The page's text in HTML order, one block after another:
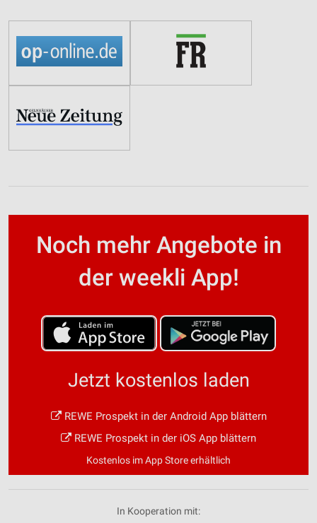
Noch mehr Angebote in
der weekli App!
Jetzt kostenlos laden
REWE Prospekt in der Android App blättern
REWE Prospekt in der iOS App blättern
Kostenlos im App Store erhältlich
In Kooperation mit: